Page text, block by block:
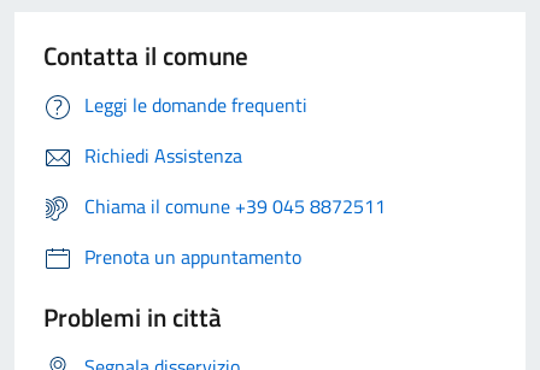
Contatta il comune
Leggi le domande frequenti
Richiedi Assistenza
Chiama il comune +39 045 8872511
Prenota un appuntamento
Problemi in città